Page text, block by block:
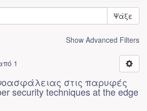
Ψάξε
Show Advanced Filters
1
στις παρυφές
security techniques at the edge